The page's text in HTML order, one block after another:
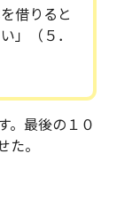
借りると
」（５．
。最後の１０
た。